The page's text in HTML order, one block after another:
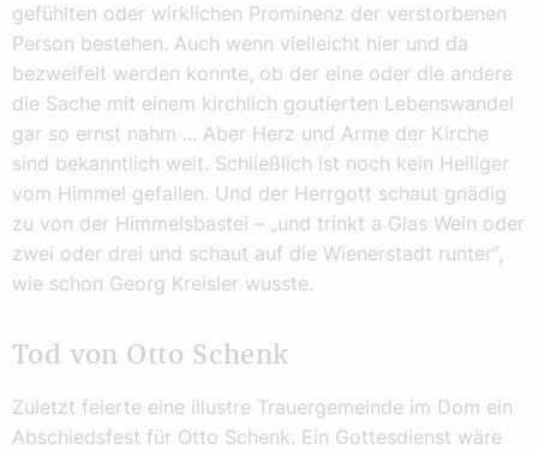
gefühlten oder wirklichen Prominenz der verstorbenen
Person bestehen. Auch wenn vielleicht hier und da
bezweifelt werden konnte, ob der eine oder die andere
die Sache mit einem kirchlich goutierten Lebenswandel
gar so ernst nahm ... Aber Herz und Arme der Kirche
sind bekanntlich weit. Schließlich ist noch kein Heiliger
vom Himmel gefallen. Und der Herrgott schaut gnädig
zu von der Himmelsbastei – „und trinkt a Glas Wein oder
zwei oder drei und schaut auf die Wienerstadt runter“,
wie schon Georg Kreisler wusste.
Tod von Otto Schenk
Zuletzt feierte eine illustre Trauergemeinde im Dom ein
Abschiedsfest für Otto Schenk. Ein Gottesdienst wäre